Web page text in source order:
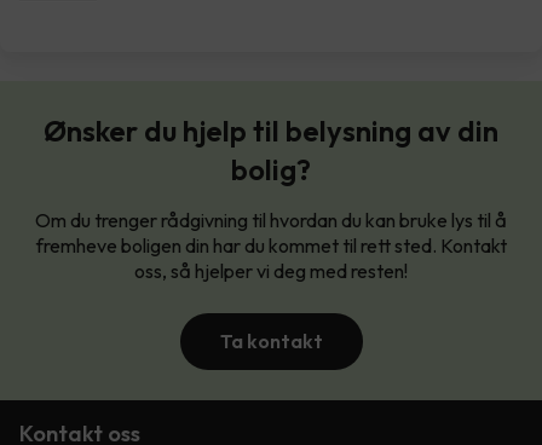
Ønsker du hjelp til belysning av din
bolig?
Om du trenger rådgivning til hvordan du kan bruke lys til å
fremheve boligen din har du kommet til rett sted. Kontakt
oss, så hjelper vi deg med resten!
Ta kontakt
Kontakt oss